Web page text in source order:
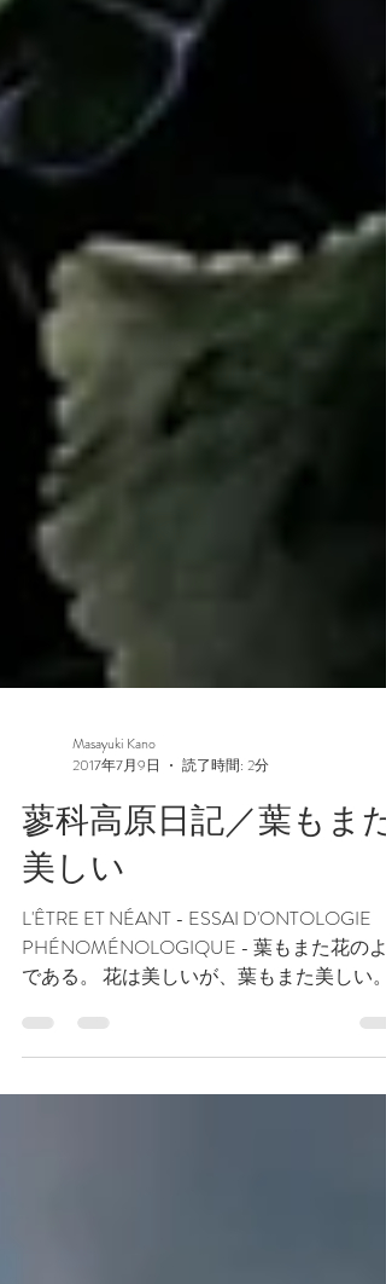
Masayuki Kano
2017年7月9日
読了時間: 2分
蓼科高原日記／葉もまた
美しい
L'ÊTRE ET NÉANT - ESSAI D'ONTOLOGIE
PHÉNOMÉNOLOGIQUE - 葉もまた花のよ
か。 諏訪湖畔を散策しながら写真を撮って